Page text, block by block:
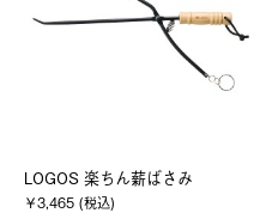
LOGOS 楽ちん薪ばさみ
￥3,465 (税込)